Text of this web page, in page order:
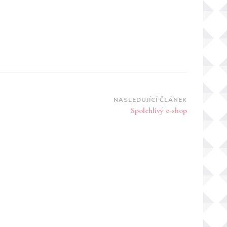
NASLEDUJÍCÍ ČLÁNEK
Spolehlivý e-shop